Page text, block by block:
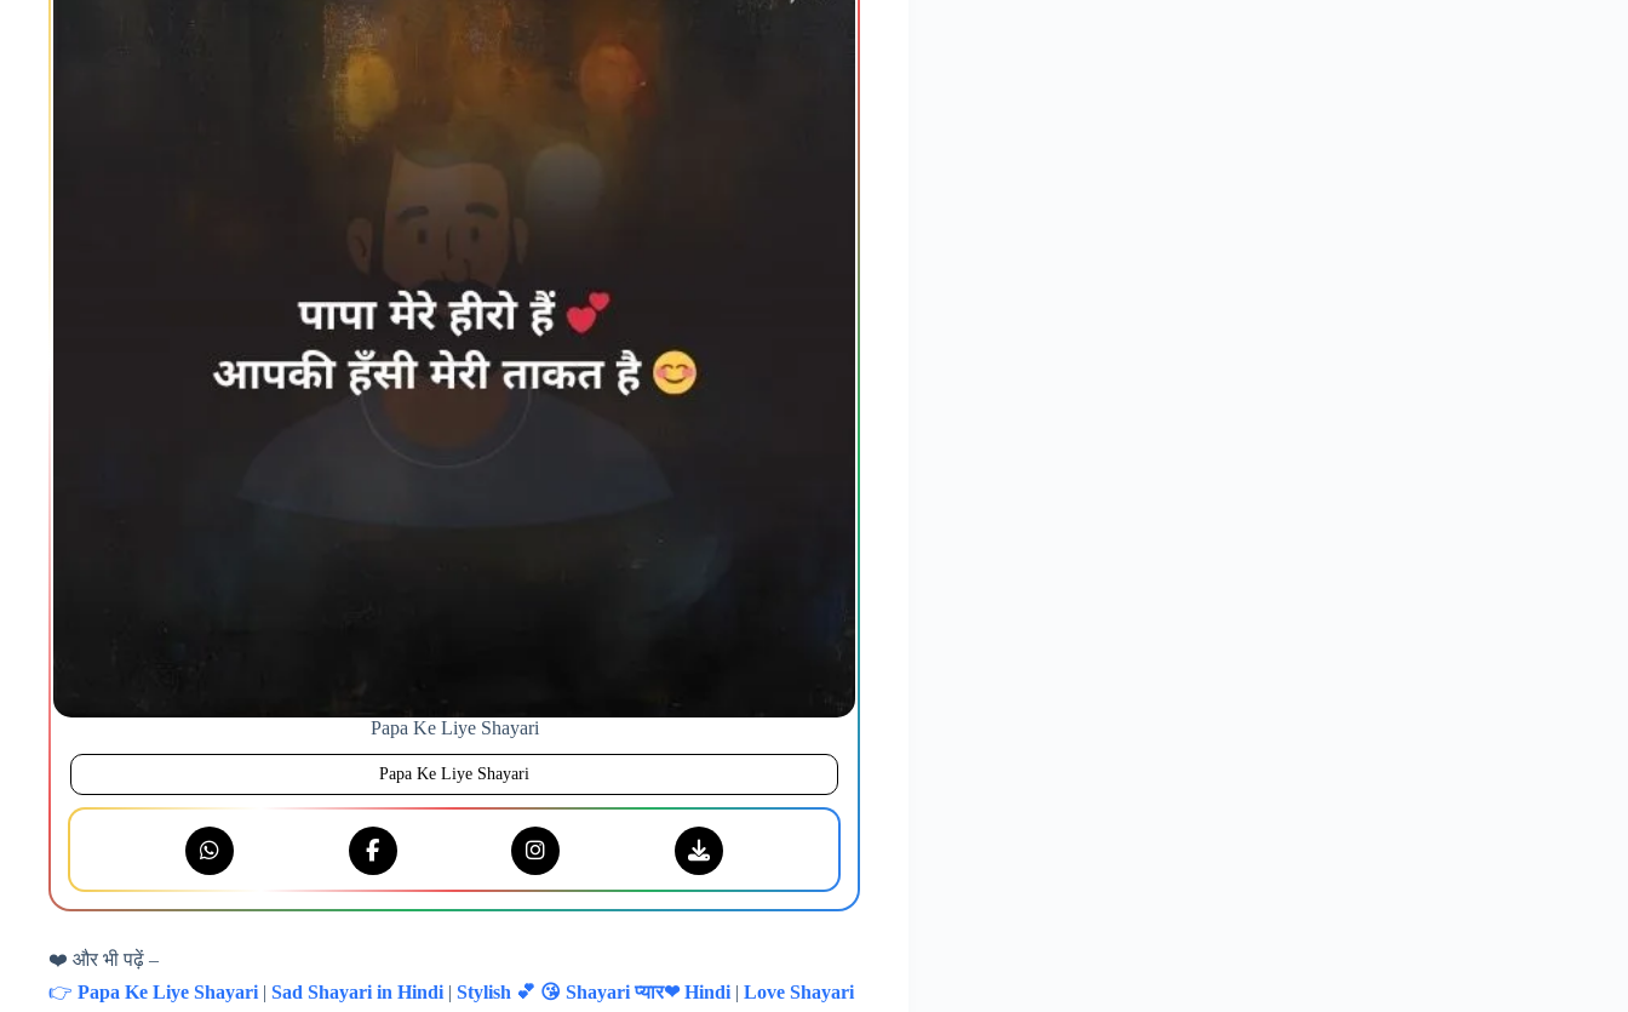
Papa Ke Liye Shayari
Papa Ke Liye Shayari
❤️ और भी पढ़ें –
👉 Papa Ke Liye Shayari | Sad Shayari in Hindi | Stylish 💕 😘 Shayari प्यार❤ Hindi | Love Shayari